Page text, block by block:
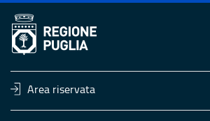
Area riservata